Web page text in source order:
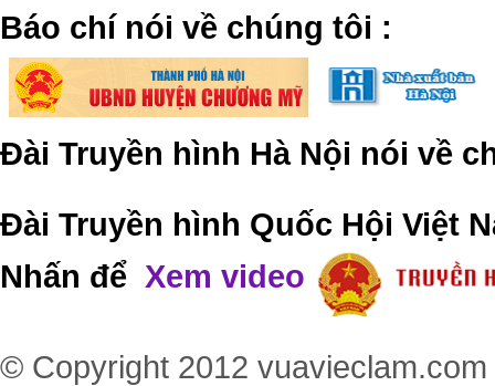
​Báo chí nói về chúng tôi :
Đài Truyền hình Hà Nội nói về
Đài Truyền hình Quốc Hội Việt
Nhấn để Xem video
© Copyright 2012 vuavieclam.com